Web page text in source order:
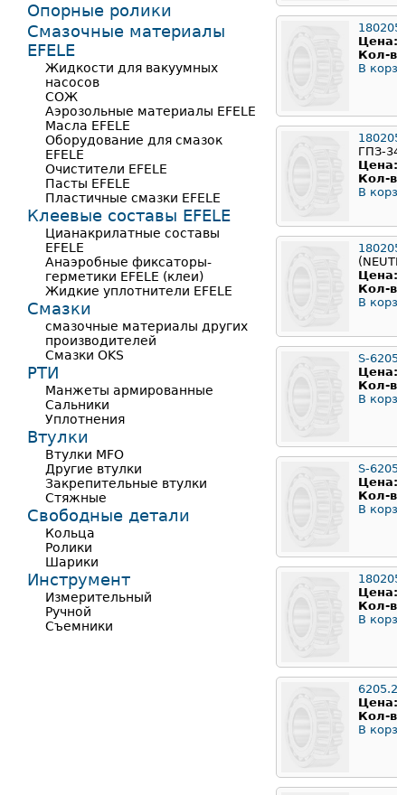
Цена:
Кол-
В
ГПЗ-
Цена:
Кол-
В
Цена:
Кол-
В
S-
Цена:
Кол-
В
S-
Цена:
Кол-
В
Цена:
Кол-
В
Цена:
Кол-
В
Опорные ролики
Смазочные материалы
EFELE
Жидкости для вакуумных
насосов
СОЖ
Аэрозольные материалы EFELE
Масла EFELE
Оборудование для смазок
EFELE
Очистители EFELE
Пасты EFELE
Пластичные смазки EFELE
Клеевые составы EFELE
Цианакрилатные составы
EFELE
Анаэробные фиксаторы-
герметики EFELE (клеи)
Жидкие уплотнители EFELE
Смазки
смазочные материалы других
производителей
Смазки OKS
РТИ
Манжеты армированные
Сальники
Уплотнения
Втулки
Втулки MFO
Другие втулки
Закрепительные втулки
Стяжные
Свободные детали
Кольца
Ролики
Шарики
Инструмент
Измерительный
Ручной
Съемники